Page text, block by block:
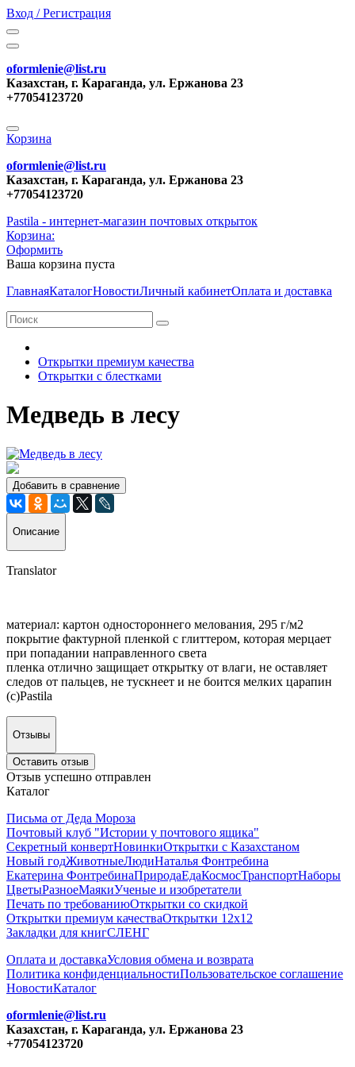
Вход / Регистрация
oformlenie@list.ru
Казахстан, г. Караганда, ул. Ержанова 23
+77054123720
Корзина
oformlenie@list.ru
Казахстан, г. Караганда, ул. Ержанова 23
+77054123720
Pastila - интернет-магазин почтовых открыток
Корзина:
Оформить
Ваша корзина пуста
ГлавнаяКаталогНовостиЛичный кабинетОплата и доставка
Открытки премиум качества
Открытки с блестками
Медведь в лесу
Добавить в сравнение
Описание
Translator
материал: картон одностороннего мелования, 295 г/м2
покрытие фактурной пленкой с глиттером, которая мерцает
при попадании направленного света
пленка отлично защищает открытку от влаги, не оставляет
следов от пальцев, не тускнеет и не боится мелких царапин
(с)Pastila
Отзывы
Оставить отзыв
Отзыв успешно отправлен
Каталог
Письма от Деда Мороза
Почтовый клуб "Истории у почтового ящика"
Секретный конвертНовинкиОткрытки с Казахстаном
Новый годЖивотныеЛюдиНаталья Фонтребина
Екатерина ФонтребинаПриродаЕдаКосмосТранспортНаборы
ЦветыРазноеМаякиУченые и изобретатели
Печать по требованиюОткрытки со скидкой
Открытки премиум качестваОткрытки 12х12
Закладки для книгСЛЕНГ
Оплата и доставкаУсловия обмена и возврата
Политика конфиденциальностиПользовательское соглашение
НовостиКаталог
oformlenie@list.ru
Казахстан, г. Караганда, ул. Ержанова 23
+77054123720